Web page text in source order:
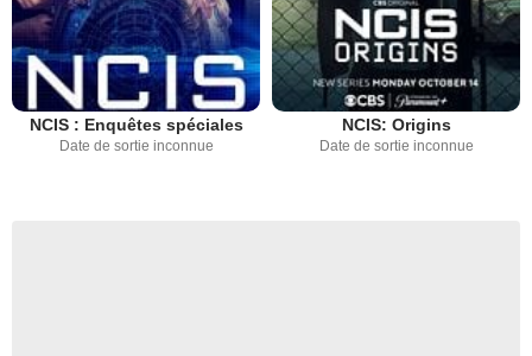
NCIS : Enquêtes spéciales
Date de sortie inconnue
NCIS: Origins
Date de sortie inconnue